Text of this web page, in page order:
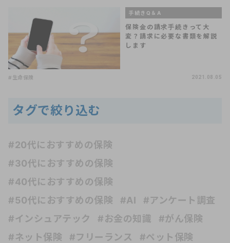
手続きQ＆A
保険金の請求手続きって大
変？請求に必要な書類を解説
します
#生命保険 2021.08.05
タグで絞り込む
#20代におすすめの保険
#30代におすすめの保険
#40代におすすめの保険
#50代におすすめの保険
#AI
#アンケート調査
#インシュアテック
#お金の知識
#がん保険
#ネット保険
#フリーランス
#ペット保険